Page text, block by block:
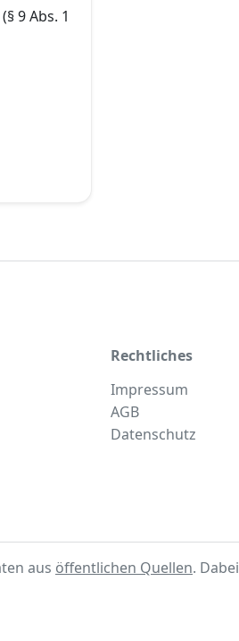
9 Abs. 1
Rechtliches
Impressum
AGB
Datenschutz
aus öffentlichen Quellen.